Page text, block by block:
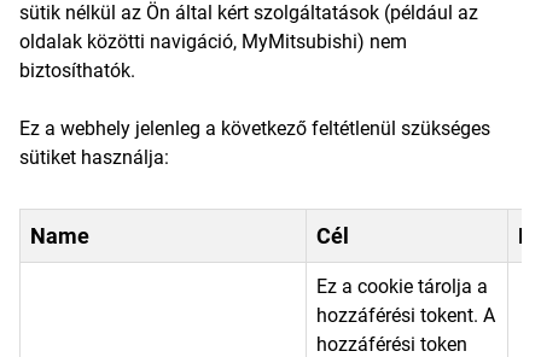
sütik nélkül az Ön által kért szolgáltatások (például az
oldalak közötti navigáció, MyMitsubishi) nem
biztosíthatók.
Ez a webhely jelenleg a következő feltétlenül szükséges
sütiket használja:
Name Cél
Ez a cookie tárolja a
hozzáférési tokent. A
hozzáférési token